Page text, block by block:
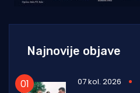
Najnovije objave
07 kol. 2026